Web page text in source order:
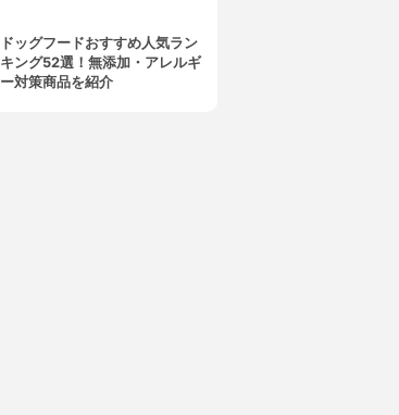
ドッグフードおすすめ人気ラン
キング52選！無添加・アレルギ
ー対策商品を紹介